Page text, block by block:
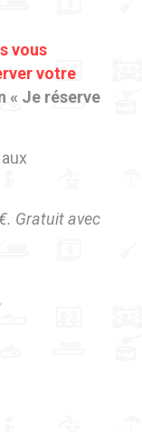
vous
votre
« Je réserve
Gratuit avec